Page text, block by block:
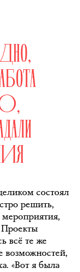
состоял
решить,
Проекты
всё те же
возможностей,
«Вот я была